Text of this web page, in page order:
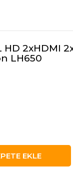
2xHDMI
LH650